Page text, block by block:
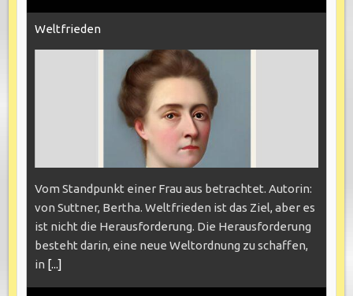
Weltfrieden
Vom Standpunkt einer Frau aus betrachtet. Autorin:
von Suttner, Bertha. Weltfrieden ist das Ziel, aber es
ist nicht die Herausforderung. Die Herausforderung
besteht darin, eine neue Weltordnung zu schaffen,
in [...]